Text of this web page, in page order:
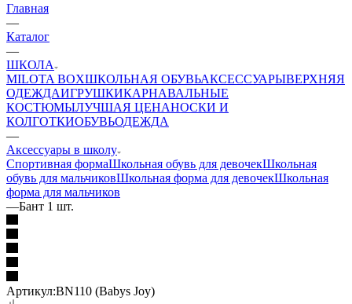
Главная
—
Каталог
—
ШКОЛА
MILOTA BOXШКОЛЬНАЯ ОБУВЬАКСЕССУАРЫВЕРХНЯЯ
ОДЕЖДАИГРУШКИКАРНАВАЛЬНЫЕ
КОСТЮМЫЛУЧШАЯ ЦЕНАНОСКИ И
КОЛГОТКИОБУВЬОДЕЖДА
—
Аксессуары в школу
Спортивная формаШкольная обувь для девочекШкольная
обувь для мальчиковШкольная форма для девочекШкольная
форма для мальчиков
—Бант 1 шт.
Артикул:BN110 (Babys Joy)